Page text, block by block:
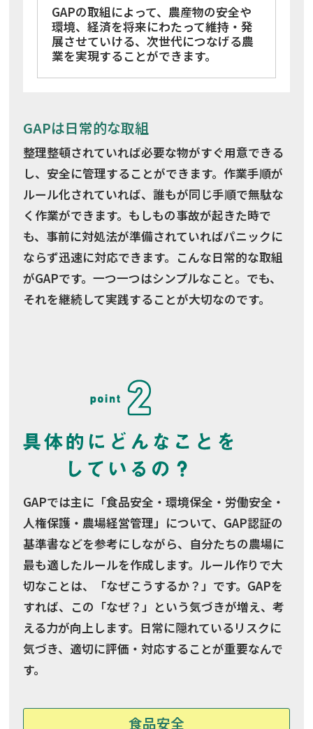
GAPの取組によって、農産物の安全や
環境、経済を将来にわたって維持・発
展させていける、次世代につなげる農
業を実現することができます。
GAPは日常的な取組
整理整頓されていれば必要な物がすぐ用意できる
し、安全に管理することができます。作業手順が
ルール化されていれば、誰もが同じ手順で無駄な
く作業ができます。もしもの事故が起きた時で
も、事前に対処法が準備されていればパニックに
ならず迅速に対応できます。こんな日常的な取組
がGAPです。一つ一つはシンプルなこと。でも、
それを継続して実践することが大切なのです。
GAPでは主に「食品安全・環境保全・労働安全・
人権保護・農場経営管理」について、GAP認証の
基準書などを参考にしながら、自分たちの農場に
最も適したルールを作成します。ルール作りで大
切なことは、「なぜこうするか？」です。GAPを
すれば、この「なぜ？」という気づきが増え、考
える力が向上します。日常に隠れているリスクに
気づき、適切に評価・対応することが重要なんで
す。
食品安全